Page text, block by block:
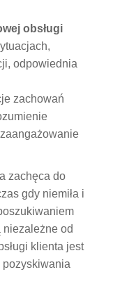
obsługi
odpowiednia
zachowań
zachęca do
gdy niemiła i
niezależne od
klienta jest
pozyskiwania